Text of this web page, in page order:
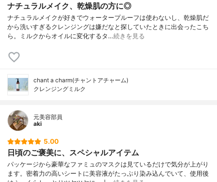
ナチュラルメイク、乾燥肌の方に◎
ナチュラルメイクが好きでウォータープルーフは使わないし、乾燥肌だ
から洗いすぎるクレンジングは嫌だなと探していたときに出会ったこち
ら。ミルクからオイルに変化するタ…続きを見る
chant a charm(チャントアチャーム)
クレンジングミルク
元美容部員
aki
5.00
日頃のご褒美に、スペシャルアイテム
パッケージから豪華なファミュのマスクは見ているだけで気分が上がり
ます。密着力の高いシートに美容液がたっぷり染み込んでいて、使用後